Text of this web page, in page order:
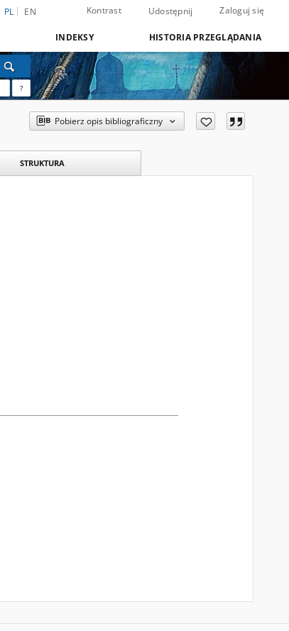
PL EN Kontrast Udostępnij Zaloguj się
INDEKSY HISTORIA PRZEGLĄDANIA
?
Pobierz opis bibliograficzny
STRUKTURA